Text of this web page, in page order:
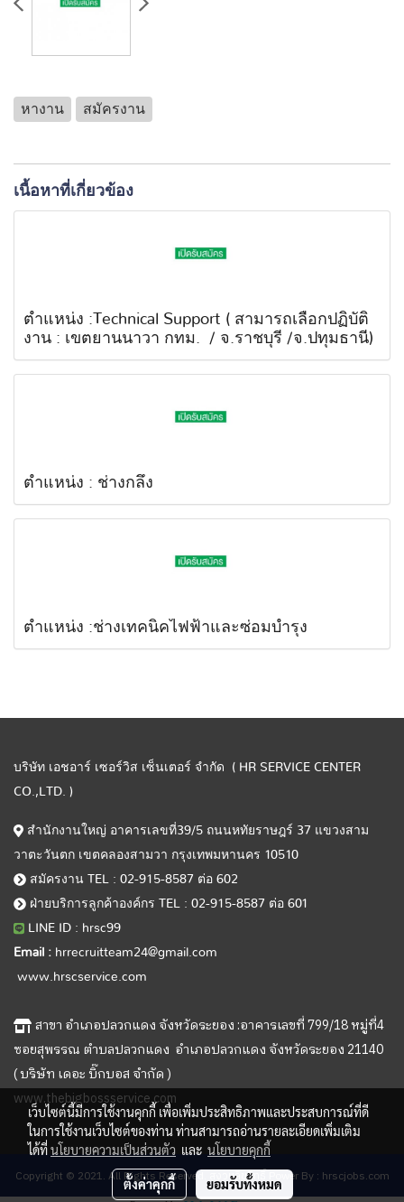
หางาน สมัครงาน
เนื้อหาที่เกี่ยวข้อง
ตำแหน่ง :Technical Support ( สามารถเลือกปฏิบัติ
งาน : เขตยานนาวา กทม. / จ.ราชบุรี /จ.ปทุมธานี)
ตำแหน่ง : ช่างกลึง
ตำแหน่ง :ช่างเทคนิคไฟฟ้าและซ่อมบำรุง
บริษัท เอชอาร์ เซอร์วิส เซ็นเตอร์ จำกัด ( HR SERVICE CENTER
CO.,LTD. )
สำนักงานใหญ่ อาคารเลขที่39/5 ถนนหทัยราษฎร์ 37 แขวงสาม
วาตะวันตก เขตคลองสามวา กรุงเทพมหานคร 10510
สมัครงาน TEL : 02-915-8587 ต่อ 602
ฝ่ายบริการลูกค้าองค์กร TEL : 02-915-8587 ต่อ 601
LINE ID : hrsc99
Email : hrrecruitteam24@gmail.com
www.hrscservice.com
สาขา อำเภอปลวกแดง จังหวัดระยอง :อาคารเลขที่ 799/18 หมู่ที่4
ซอยสุพรรณ ตำบลปลวกแดง อำเภอปลวกแดง จังหวัดระยอง 21140
( บริษัท เดอะ บิ๊กบอส จำกัด )
www.thebigbossservice.com
Copyright © 2021. All Rights Reserved. สงวนลิขสิทธิ์ Power By : hrscjobs.com
เว็บไซต์นี้มีการใช้งานคุกกี้ เพื่อเพิ่มประสิทธิภาพและประสบการณ์ที่ดี
ในการใช้งานเว็บไซต์ของท่าน ท่านสามารถอ่านรายละเอียดเพิ่มเติม
ได้ที่นโยบายความเป็นส่วนตัว และ นโยบายคุกกี้
ตั้งค่าคุกกี้ ยอมรับทั้งหมด